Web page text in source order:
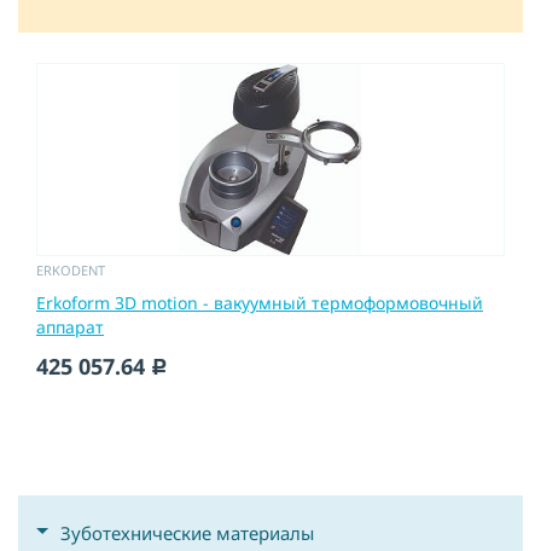
Зуботехнические материалы
ERKODENT
Erkoform 3D motion - вакуумный термоформовочный
аппарат
425 057.64 c